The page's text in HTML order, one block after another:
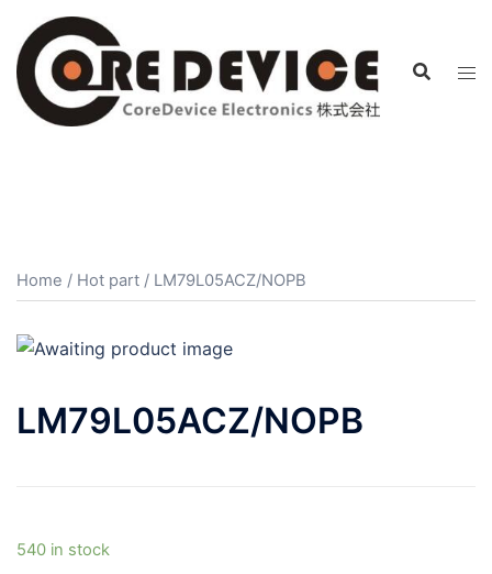
Home / Hot part / LM79L05ACZ/NOPB
LM79L05ACZ/NOPB
540 in stock